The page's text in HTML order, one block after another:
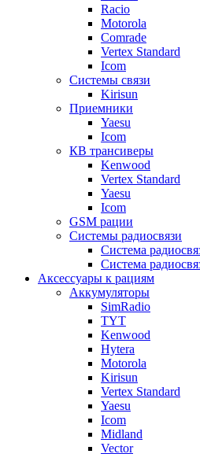
Racio
Motorola
Comrade
Vertex Standard
Icom
Системы связи
Kirisun
Приемники
Yaesu
Icom
КВ трансиверы
Kenwood
Vertex Standard
Yaesu
Icom
GSM рации
Системы радиосвязи
Система
Система
Аксессуары к рациям
Аккумуляторы
SimRadio
TYT
Kenwood
Hytera
Motorola
Kirisun
Vertex Standard
Yaesu
Icom
Midland
Vector